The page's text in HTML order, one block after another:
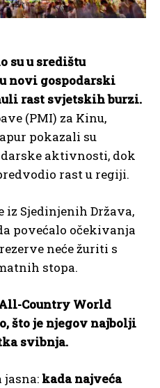
su u središtu
novi gospodarski
rast svjetskih burzi.
(PMI) za Kinu,
pokazali su
aktivnosti, dok
rast u regiji.
iz Sjedinjenih Država,
povećalo očekivanja
neće žuriti s
stopa.
Country World
što je njegov najbolji
svibnja.
jasna: kada najveća